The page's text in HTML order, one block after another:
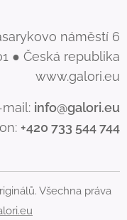
náměstí 6
● Česká republika
www.galori.eu
mail: info@galori.eu
+420 733 544 744
Všechna práva